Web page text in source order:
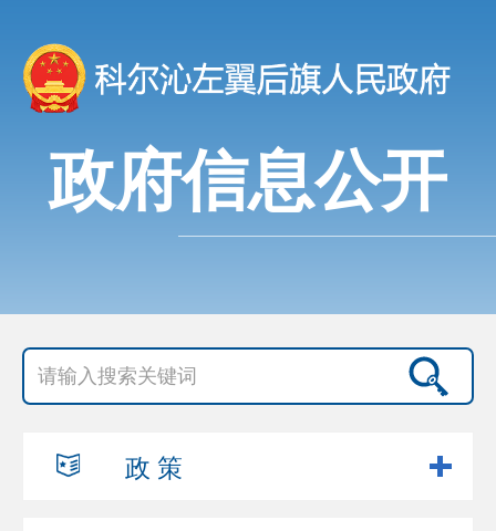
政府信息公开
政 策